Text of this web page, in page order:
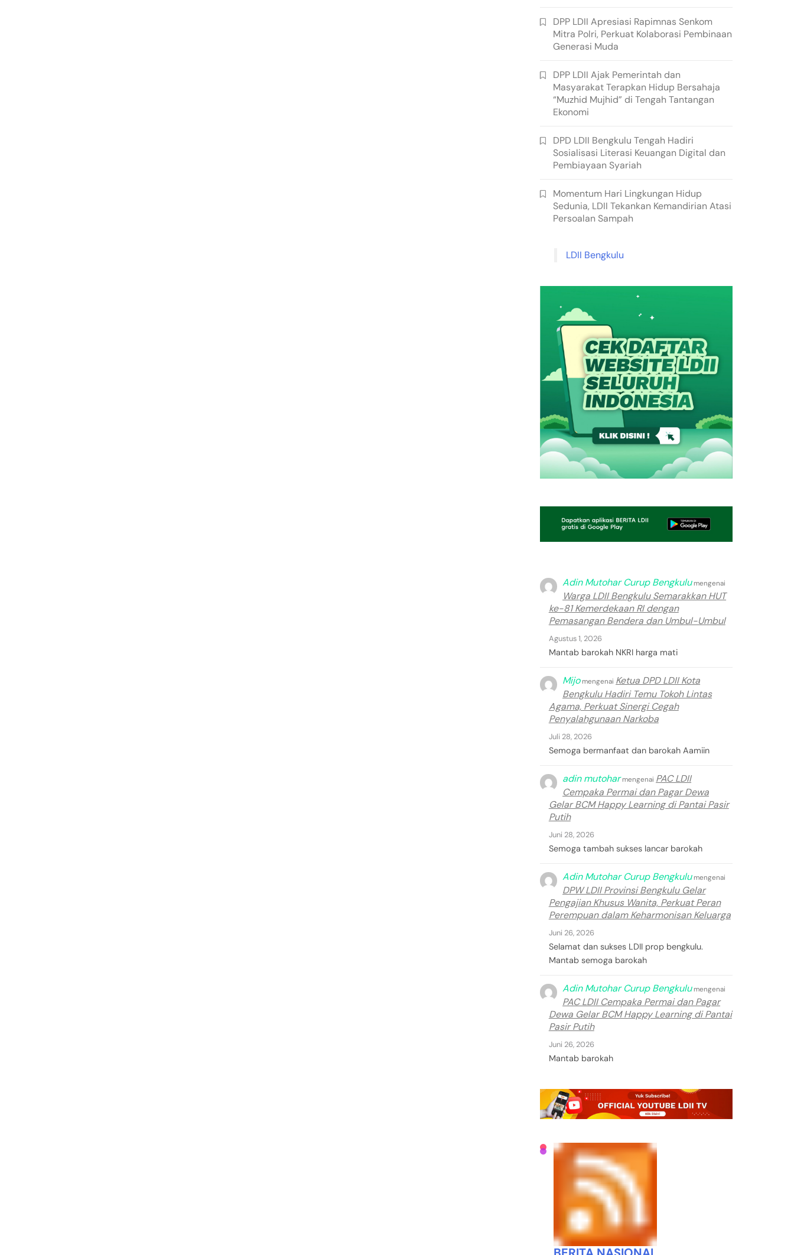
DPP LDII Apresiasi Rapimnas Senkom
Mitra Polri, Perkuat Kolaborasi Pembinaan
Generasi Muda
DPP LDII Ajak Pemerintah dan
Masyarakat Terapkan Hidup Bersahaja
“Muzhid Mujhid” di Tengah Tantangan
Ekonomi
DPD LDII Bengkulu Tengah Hadiri
Sosialisasi Literasi Keuangan Digital dan
Pembiayaan Syariah
Momentum Hari Lingkungan Hidup
Sedunia, LDII Tekankan Kemandirian Atasi
Persoalan Sampah
LDII Bengkulu
Adin Mutohar Curup Bengkulumengenai
Warga LDII Bengkulu Semarakkan HUT
ke-81 Kemerdekaan RI dengan
Pemasangan Bendera dan Umbul-Umbul
Agustus 1, 2026
Mantab barokah NKRI harga mati
Mijomengenai Ketua DPD LDII Kota
Bengkulu Hadiri Temu Tokoh Lintas
Agama, Perkuat Sinergi Cegah
Penyalahgunaan Narkoba
Juli 28, 2026
Semoga bermanfaat dan barokah Aamiin
adin mutoharmengenai PAC LDII
Cempaka Permai dan Pagar Dewa
Gelar BCM Happy Learning di Pantai Pasir
Putih
Juni 28, 2026
Semoga tambah sukses lancar barokah
Adin Mutohar Curup Bengkulumengenai
DPW LDII Provinsi Bengkulu Gelar
Pengajian Khusus Wanita, Perkuat Peran
Perempuan dalam Keharmonisan Keluarga
Juni 26, 2026
Selamat dan sukses LDII prop bengkulu.
Mantab semoga barokah
Adin Mutohar Curup Bengkulumengenai
PAC LDII Cempaka Permai dan Pagar
Dewa Gelar BCM Happy Learning di Pantai
Pasir Putih
Juni 26, 2026
Mantab barokah